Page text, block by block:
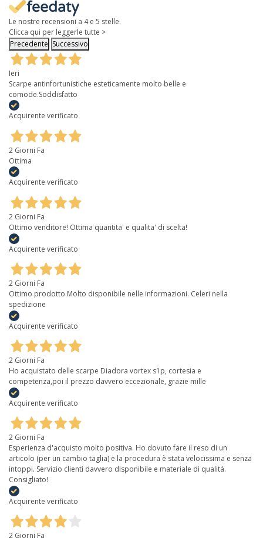
Le nostre recensioni a 4 e 5 stelle.
Clicca qui per leggerle tutte >
Precedente Successivo
Ieri
Scarpe antinfortunistiche esteticamente molto belle e
comode.Soddisfatto
Acquirente verificato
2 Giorni Fa
Ottima
Acquirente verificato
2 Giorni Fa
Ottimo venditore! Ottima quantita' e qualita' di scelta!
Acquirente verificato
2 Giorni Fa
Ottimo prodotto Molto disponibile nelle informazioni. Celeri nella
spedizione
Acquirente verificato
2 Giorni Fa
Ho acquistato delle scarpe Diadora vortex s1p, cortesia e
competenza,poi il prezzo davvero eccezionale, grazie mille
Acquirente verificato
2 Giorni Fa
Esperienza d'acquisto molto positiva. Ho dovuto fare il reso di un
articolo (per un cambio taglia) e la procedura è stata velocissima e senza
intoppi. Servizio clienti davvero disponibile e materiale di qualità.
Consigliato!
Acquirente verificato
2 Giorni Fa